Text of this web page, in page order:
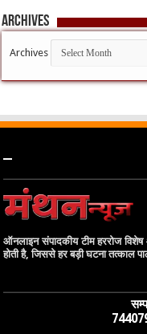
Archives
Archives
–
ऑनलाइन संपादकीय टीम हररोज
होती है, जिससे हर बड़ी घटना तत्काल